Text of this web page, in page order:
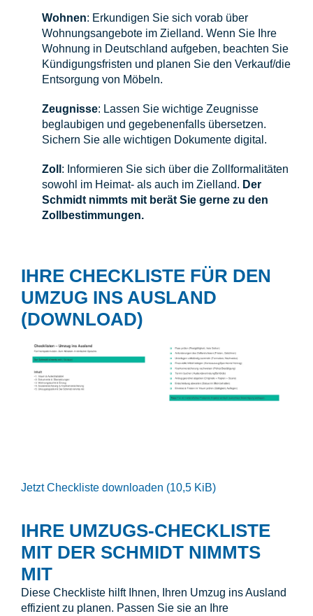
Wohnen: Erkundigen Sie sich vorab über
Wohnungsangebote im Zielland. Wenn Sie Ihre
Wohnung in Deutschland aufgeben, beachten Sie
Kündigungsfristen und planen Sie den Verkauf/die
Entsorgung von Möbeln.
Zeugnisse: Lassen Sie wichtige Zeugnisse
beglaubigen und gegebenenfalls übersetzen.
Sichern Sie alle wichtigen Dokumente digital.
Zoll : Informieren Sie sich über die Zollformalitäten
sowohl im Heimat- als auch im Zielland. Der
Schmidt nimmts mit berät Sie gerne zu den
Zollbestimmungen.
IHRE CHECKLISTE FÜR DEN
UMZUG INS AUSLAND
(DOWNLOAD)
Jetzt Checkliste downloaden (10,5 KiB)
IHRE UMZUGS-CHECKLISTE
MIT DER SCHMIDT NIMMTS
MIT
Diese Checkliste hilft Ihnen, Ihren Umzug ins Ausland
effizient zu planen. Passen Sie sie an Ihre